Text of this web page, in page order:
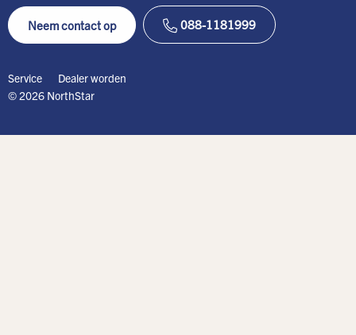
Neem contact op 088-1181999
Service
Dealer worden
© 2026 NorthStar